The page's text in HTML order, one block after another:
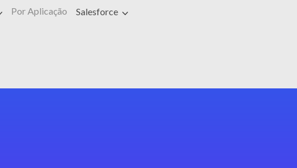
Por Aplicação Salesforce